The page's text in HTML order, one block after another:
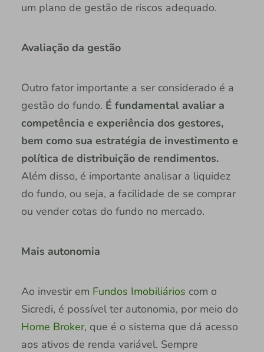
um plano de gestão de riscos adequado.
Avaliação da gestão
Outro fator importante a ser considerado é a
gestão do fundo. É fundamental avaliar a
competência e experiência dos gestores,
bem como sua estratégia de investimento e
política de distribuição de rendimentos.
Além disso, é importante analisar a liquidez
do fundo, ou seja, a facilidade de se comprar
ou vender cotas do fundo no mercado.
Mais autonomia
Ao investir em Fundos Imobiliários com o
Sicredi, é possível ter autonomia, por meio do
Home Broker, que é o sistema que dá acesso
aos ativos de renda variável. Sempre